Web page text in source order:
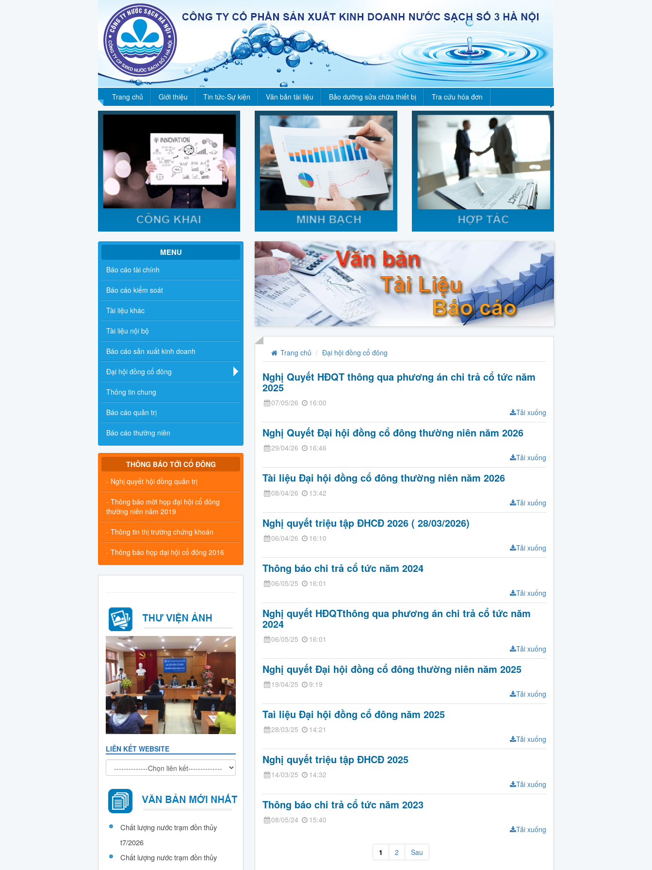
Trang chủ Giới thiệu Tin tức-Sự kiện Văn bản tài liệu Bảo dưỡng sửa chữa thiết bị Tra cứu hóa đơn
MENU
Báo cáo tài chính
Báo cáo kiểm soát
Tài liệu khác
Tài liệu nội bộ
Báo cáo sản xuất kinh doanh
Đại hội đồng cổ đông
Thông tin chung
Báo cáo quản trị
Báo cáo thường niên
THÔNG BÁO TỚI CỔ ĐÔNG
- Nghị quyết hội đồng quản trị
- Thông báo mời họp đại hội cổ đông
thường niên năm 2019
- Thông tin thị trường chứng khoán
- Thông báo họp đại hội cổ đông 2016
LIÊN KẾT WEBSITE
Chất lượng nước trạm đồn thủy
t7/2026
Chất lượng nước trạm đồn thủy
Trang chủ Đại hội đồng cổ đông
Nghị Quyết HĐQT thông qua phương án chi trả cổ tức năm
2025
07/05/26
16:00
Tải xuống
Nghị Quyết Đại hội đồng cổ đông thường niên năm 2026
29/04/26
16:46
Tải xuống
Tài liệu Đại hội đồng cổ đông thường niên năm 2026
08/04/26
13:42
Tải xuống
Nghị quyết triệu tập ĐHCĐ 2026 ( 28/03/2026)
06/04/26
16:10
Tải xuống
Thông báo chi trả cổ tức năm 2024
06/05/25
16:01
Tải xuống
Nghị quyết HĐQTthông qua phương án chi trả cổ tức năm
2024
06/05/25
16:01
Tải xuống
Nghị quyết Đại hội đồng cổ đông thường niên năm 2025
19/04/25
9:19
Tải xuống
Taì liệu Đại hội đồng cổ đông năm 2025
28/03/25
14:21
Tải xuống
Nghị quyết triệu tập ĐHCĐ 2025
14/03/25
14:32
Tải xuống
Thông báo chi trả cổ tức năm 2023
08/05/24
15:40
Tải xuống
1 2 Sau